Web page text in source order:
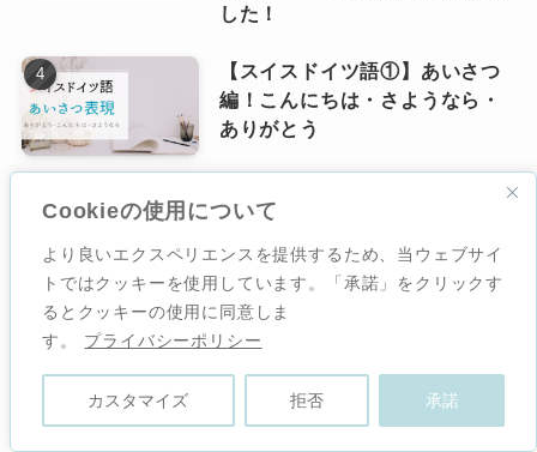
Cookieの使用について
より良いエクスペリエンスを提供するため、当ウェブサイ
トではクッキーを使用しています。「承諾」をクリックす
るとクッキーの使用に同意しま
す。
プライバシーポリシー
カスタマイズ 拒否 承諾
した！
【スイスドイツ語①】あいさつ
編！こんにちは・さようなら・
ありがとう
【完全ガイド】ベルニナ急行の
解説｜スイストラベルパスとの
併用方法と注意点